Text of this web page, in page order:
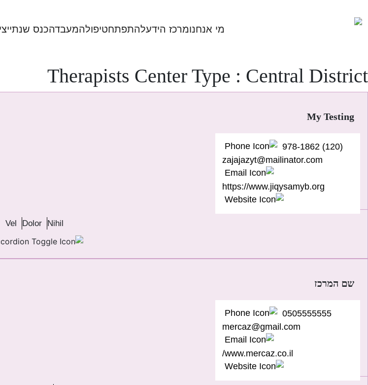
מי אנחנומרכז הידעלהתפתחטיפולהמעבדהכנס שנתי
Therapists Center Type : Central District
My Testing
(120) 978-1862
zajajazyt@mailinator.com
https://www.jiqysamyb.org
Nihil
Dolor
Vel
שם המרכז
0505555555
mercaz@gmail.com
www.mercaz.co.il/